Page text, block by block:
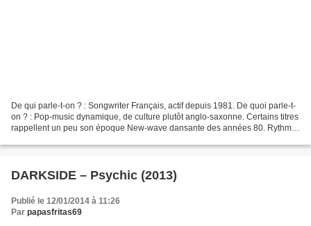
De qui parle-t-on ? : Songwriter Français, actif depuis 1981. De quoi parle-t-
on ? : Pop-music dynamique, de culture plutôt anglo-saxonne. Certains titres
rappellent un peu son époque New-wave dansante des années 80. Rythme
DARKSIDE – Psychic (2013)
Publié le 12/01/2014 à 11:26
Par papasfritas69